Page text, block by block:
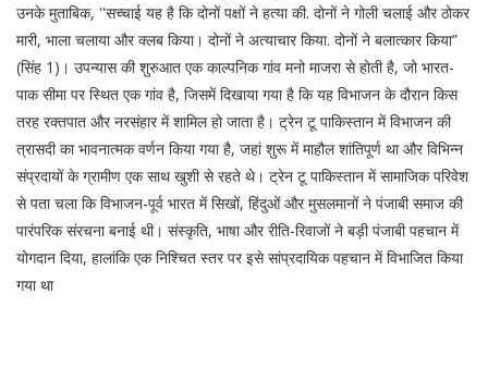
उनके मुताबिक, ''सच्चाई यह है कि दोनों पक्षों ने हत्या की. दोनों ने गोली चलाई और ठोकर
मारी, भाला चलाया और क्लब किया। दोनों ने अत्याचार किया. दोनों ने बलात्कार किया”
(सिंह 1)। उपन्यास की शुरुआत एक काल्पनिक गांव मनो माजरा से होती है, जो भारत-
पाक सीमा पर स्थित एक गांव है, जिसमें दिखाया गया है कि यह विभाजन के दौरान किस
तरह रक्तपात और नरसंहार में शामिल हो जाता है। ट्रेन टू पाकिस्तान में विभाजन की
त्रासदी का भावनात्मक वर्णन किया गया है, जहां शुरू में माहौल शांतिपूर्ण था और विभिन्न
संप्रदायों के ग्रामीण एक साथ खुशी से रहते थे। ट्रेन टू पाकिस्तान में सामाजिक परिवेश
से पता चला कि विभाजन-पूर्व भारत में सिखों, हिंदुओं और मुसलमानों ने पंजाबी समाज की
पारंपरिक संरचना बनाई थी। संस्कृति, भाषा और रीति-रिवाजों ने बड़ी पंजाबी पहचान में
योगदान दिया, हालांकि एक निश्चित स्तर पर इसे सांप्रदायिक पहचान में विभाजित किया
गया था